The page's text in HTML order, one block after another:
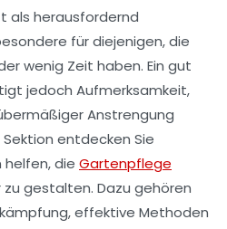
als herausfordernd
für diejenigen, die
wenig Zeit haben. Ein gut
jedoch Aufmerksamkeit,
Anstrengung
entdecken Sie
helfen, die Gartenpflege
gestalten. Dazu gehören
, effektive Methoden